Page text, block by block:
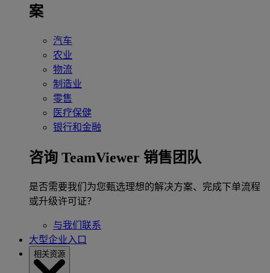
案
汽车
农业
物流
制造业
零售
医疗保健
银行和金融
咨询 TeamViewer 销售团队
是否需要我们为您甄选理想的解决方案、完成下单流程
或升级许可证？
与我们联系
大型企业入口
相关资源